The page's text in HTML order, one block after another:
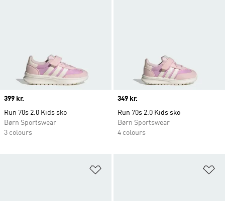
Price
399 kr.
Run 70s 2.0 Kids sko
Børn Sportswear
3 colours
Price
349 kr.
Run 70s 2.0 Kids sko
Børn Sportswear
4 colours